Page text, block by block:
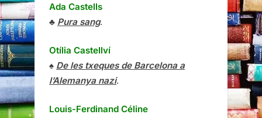
Ada Castells
♣ Pura sang.
Otília Castellví
♠ De les txeques de Barcelona a
l’Alemanya nazi.
Louis-Ferdinand Céline